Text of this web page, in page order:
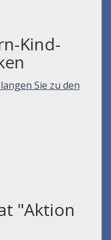
Kind-
Sie zu den
"Aktion